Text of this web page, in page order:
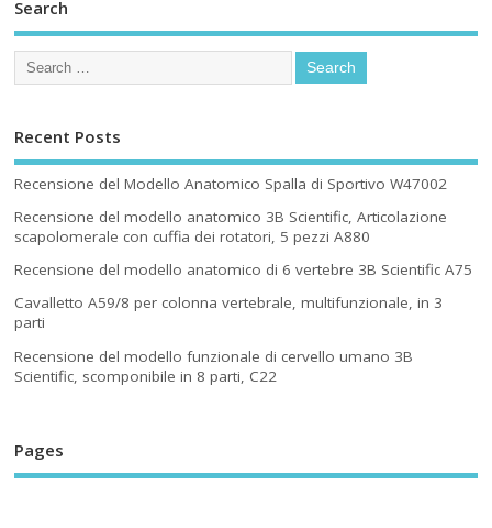
Search
Recent Posts
Recensione del Modello Anatomico Spalla di Sportivo W47002
Recensione del modello anatomico 3B Scientific, Articolazione
scapolomerale con cuffia dei rotatori, 5 pezzi A880
Recensione del modello anatomico di 6 vertebre 3B Scientific A75
Cavalletto A59/8 per colonna vertebrale, multifunzionale, in 3
parti
Recensione del modello funzionale di cervello umano 3B
Scientific, scomponibile in 8 parti, C22
Pages